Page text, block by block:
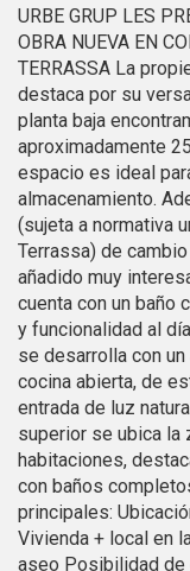
URBE GRUP LES
OBRA NUEVA EN
TERRASSA La
destaca por su
planta baja
aproximadamente
espacio es ideal
almacenamiento.
(sujeta a normativa
Terrassa) de
añadido muy
cuenta con un baño
y funcionalidad al
se desarrolla con
cocina abierta, de
entrada de luz
superior se ubica la
habitaciones,
con baños
principales:
Vivienda + local en
aseo Posibilidad de
dificultades de
Analíticas y
Permiten realizar
comportamiento
información
utiliza en la
elaboración de
el fin de introducir
datos de uso que
guardar la
mejorar la calidad
mejor experiencia
Marketing y
Estas cookies son
sobre las
a través de la
navegación.
de navegación en
relacionada con el